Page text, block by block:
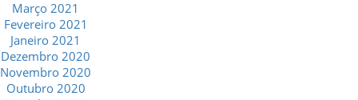
Março 2021
Fevereiro 2021
Janeiro 2021
Dezembro 2020
Novembro 2020
Outubro 2020